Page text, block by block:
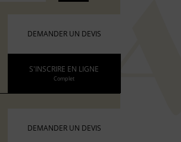
DEMANDER UN DEVIS
S'INSCRIRE EN LIGNE
Complet
DEMANDER UN DEVIS